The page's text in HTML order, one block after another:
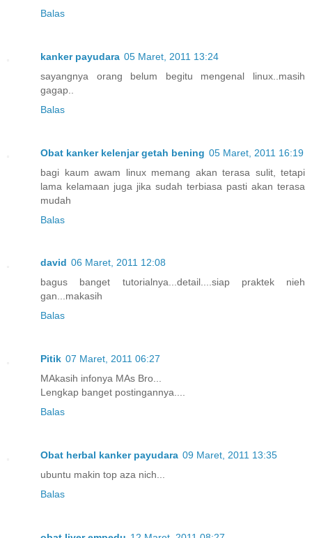
Balas
kanker payudara 05 Maret, 2011 13:24
sayangnya orang belum begitu mengenal linux..masih
gagap..
Balas
Obat kanker kelenjar getah bening 05 Maret, 2011 16:19
bagi kaum awam linux memang akan terasa sulit, tetapi
lama kelamaan juga jika sudah terbiasa pasti akan terasa
mudah
Balas
david 06 Maret, 2011 12:08
bagus banget tutorialnya...detail....siap praktek nieh
gan...makasih
Balas
Pitik 07 Maret, 2011 06:27
MAkasih infonya MAs Bro...
Lengkap banget postingannya....
Balas
Obat herbal kanker payudara 09 Maret, 2011 13:35
ubuntu makin top aza nich...
Balas